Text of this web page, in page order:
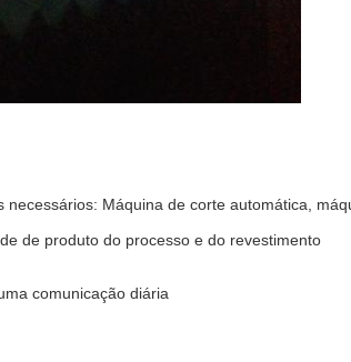
Máquina de corte automática,
de produto do processo e do revestimento
comunicação diária